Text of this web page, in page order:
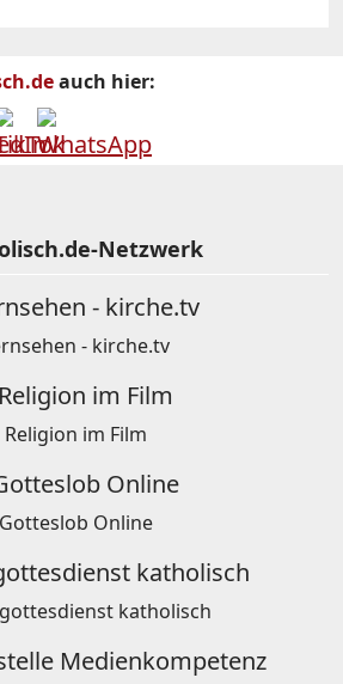
auch hier:
Netzwerk
- kirche.tv
Religion im Film
Gotteslob Online
katholisch